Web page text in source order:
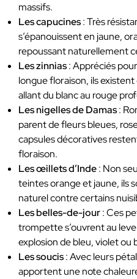
massifs.
Les capucines: Très
s’épanouissent en jaune,
repoussant naturellement
Les zinnias: Appréciés
longue floraison, ils
allant du blanc au rouge
Les nigelles de Damas:
parent de fleurs bleues,
capsules décoratives
floraison.
Les œillets d’Inde: Non
teintes orange et jaune, ils
naturel contre certains
Les belles-de-jour: Ces
trompette s’ouvrent au
explosion de bleu, violet ou
Les soucis: Avec leurs
apportent une note